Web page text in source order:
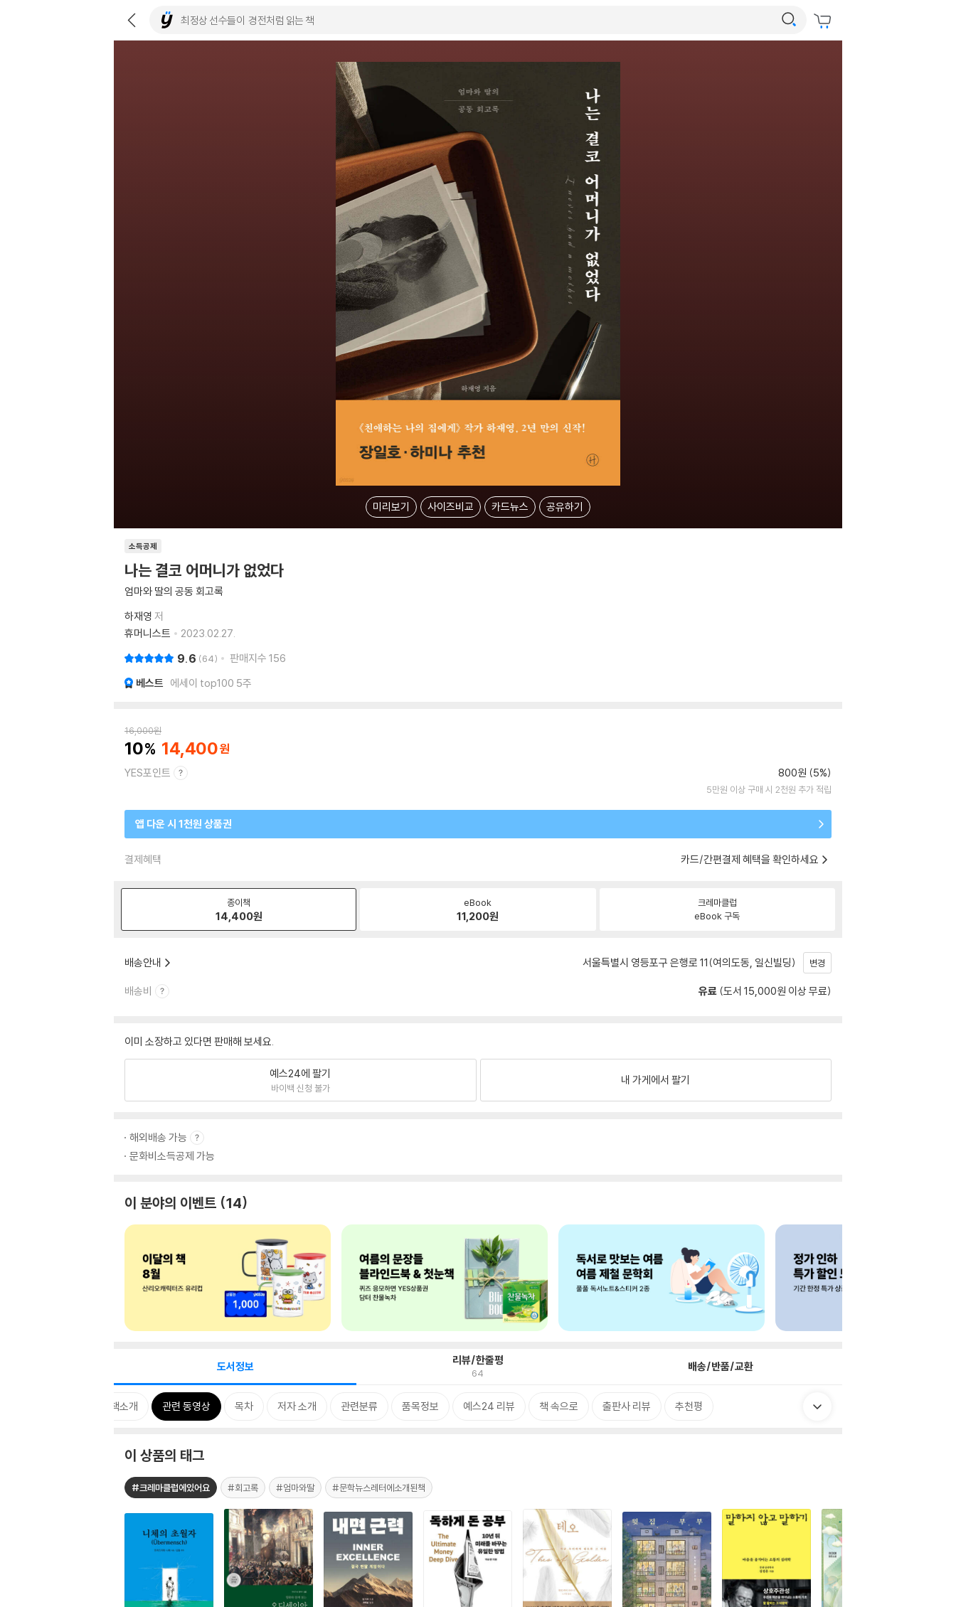
미리보기 사이즈비교 카드뉴스 공유하기
소득공제
나는 결코 어머니가 없었다
엄마와 딸의 공동 회고록
하재영 저
휴머니스트
2023.02.27.
9.6 64 판매지수 156
베스트 에세이 top100 5주
16,000원
10 14,400
YES포인트 800원 (5%)
5만원 이상 구매 시 2천원 추가 적립
앱 다운 시 1천원 상품권
결제혜택 카드/간편결제 혜택을 확인하세요
종이책
14,400원
eBook
11,200원
크레마클럽
eBook 구독
배송안내 서울특별시 영등포구 은행로 11(여의도동, 일신빌딩) 변경
배송비 유료 (도서 15,000원 이상 무료)
이미 소장하고 있다면 판매해 보세요.
예스24에 팔기
바이백 신청 불가
내 가게에서 팔기
해외배송 가능
문화비소득공제 가능
이 분야의 이벤트 14
도서정보 리뷰/한줄평
64 배송/반품/교환
책소개 관련 동영상 목차 저자 소개 관련분류 품목정보 예스24 리뷰 책 속으로 출판사 리뷰 추천평
이 상품의 태그
#크레마클럽에있어요 #회고록 #엄마와딸 #문학뉴스레터에소개된책